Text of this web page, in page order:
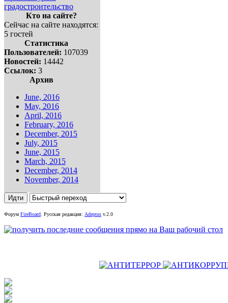
градостроительство
Кто на сайте?
Сейчас на сайте находятся:
5 гостей
Статистика
Пользователей: 107039
Новостей: 14442
Ссылок: 3
Архив
June, 2016
May, 2016
April, 2016
February, 2016
December, 2015
July, 2015
June, 2015
March, 2015
December, 2014
November, 2014
Форум FireBoard Русская редакция: Adeptus v.2.0